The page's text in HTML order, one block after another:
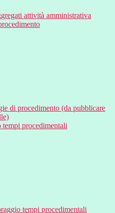
attività amministrativa
di procedimento (da pubblicare
procedimentali
tempi procedimentali